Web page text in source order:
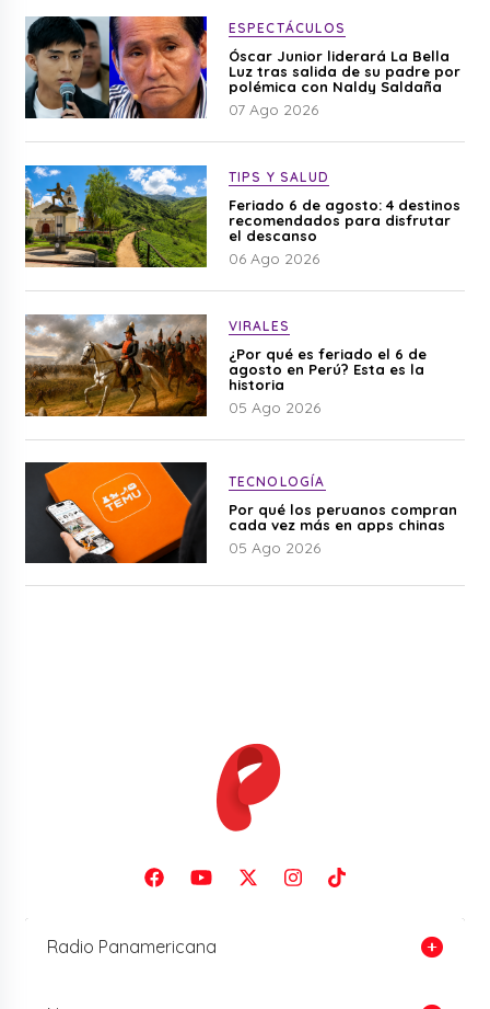
ESPECTÁCULOS
Óscar Junior liderará La Bella
Luz tras salida de su padre por
polémica con Naldy Saldaña
07 Ago 2026
TIPS Y SALUD
Feriado 6 de agosto: 4 destinos
recomendados para disfrutar
el descanso
06 Ago 2026
VIRALES
¿Por qué es feriado el 6 de
agosto en Perú? Esta es la
historia
05 Ago 2026
TECNOLOGÍA
Por qué los peruanos compran
cada vez más en apps chinas
05 Ago 2026
Radio Panamericana